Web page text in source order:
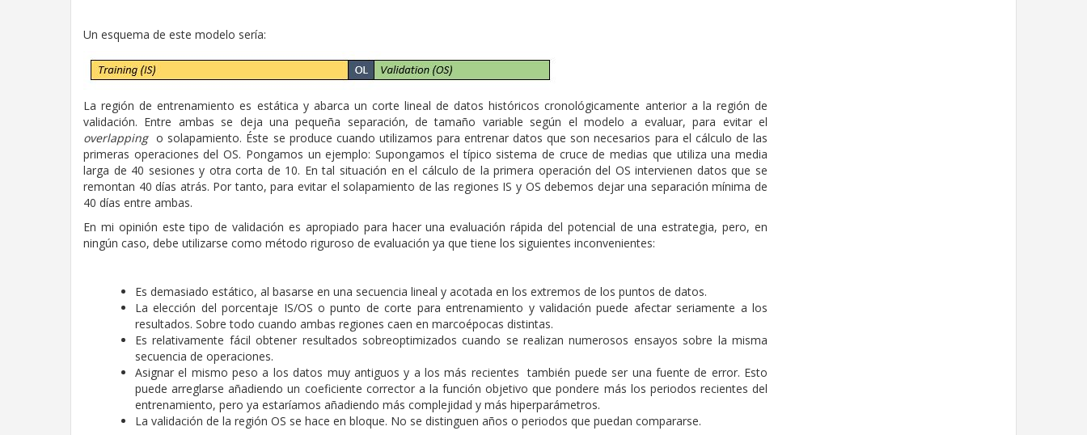
Un esquema de este modelo sería:
La región de entrenamiento es estática y abarca un corte lineal de datos históricos cronológicamente anterior a la región de
validación. Entre ambas se deja una pequeña separación, de tamaño variable según el modelo a evaluar, para evitar el
overlappingo solapamiento. Éste se produce cuando utilizamos para entrenar datos que son necesarios para el cálculo de las
primeras operaciones del OS. Pongamos un ejemplo: Supongamos el típico sistema de cruce de medias que utiliza una media
larga de 40 sesiones y otra corta de 10. En tal situación en el cálculo de la primera operación del OS intervienen datos que se
remontan 40 días atrás. Por tanto, para evitar el solapamiento de las regiones IS y OS debemos dejar una separación mínima de
40 días entre ambas.
En mi opinión este tipo de validación es apropiado para hacer una evaluación rápida del potencial de una estrategia, pero, en
ningún caso, debe utilizarse como método riguroso de evaluación ya que tiene los siguientes inconvenientes:
Es demasiado estático, al basarse en una secuencia lineal y acotada en los extremos de los puntos de datos.
La elección del porcentaje IS/OS o punto de corte para entrenamiento y validación puede afectar seriamente a los
resultados. Sobre todo cuando ambas regiones caen en marcoépocas distintas.
Es relativamente fácil obtener resultados sobreoptimizados cuando se realizan numerosos ensayos sobre la misma
secuencia de operaciones.
Asignar el mismo peso a los datos muy antiguos y a los más recientes también puede ser una fuente de error. Esto
puede arreglarse añadiendo un coeficiente corrector a la función objetivo que pondere más los periodos recientes del
entrenamiento, pero ya estaríamos añadiendo más complejidad y más hiperparámetros.
La validación de la región OS se hace en bloque. No se distinguen años o periodos que puedan compararse.